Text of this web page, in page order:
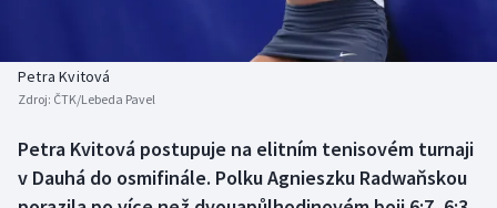
Biatlon
Box
Aplikace ČT sport
Petra Kvitová
Zdroj: ČTK/Lebeda Pavel
Petra Kvitová postupuje na elitním tenisovém turnaji
v Dauhá do osmifinále. Polku Agnieszku Radwaňskou